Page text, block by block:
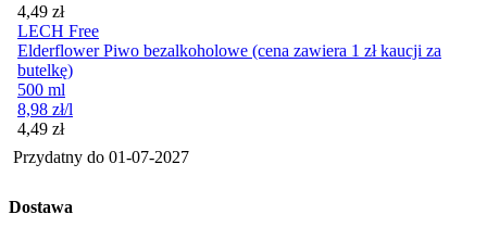
Cena
4,49 zł
LECH Free
Elderflower Piwo bezalkoholowe (cena zawiera 1 zł kaucji za
butelkę)
500 ml
8,98 zł/l
Cena
4,49 zł
Przydatny do 01-07-2027
Dostawa